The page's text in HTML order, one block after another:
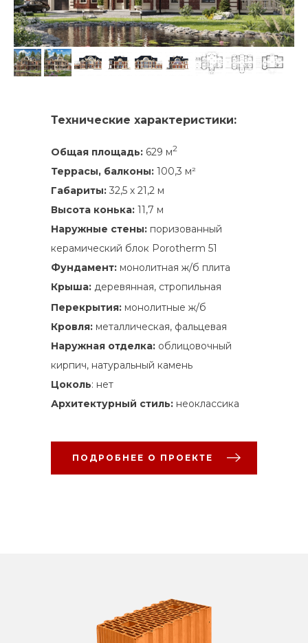
Технические характеристики:
Общая площадь: 629 м2
Террасы, балконы: 100,3 м²
Габариты: 32,5 х 21,2 м
Высота конька: 11,7 м
Наружные стены: поризованный
керамический блок Porotherm 51
Фундамент: монолитная ж/б плита
Крыша: деревянная, стропильная
Перекрытия: монолитные ж/б
Кровля: металлическая, фальцевая
Наружная отделка: облицовочный
кирпич, натуральный камень
Цоколь: нет
Архитектурный стиль: неоклассика
ПОДРОБНЕЕ О ПРОЕКТЕ